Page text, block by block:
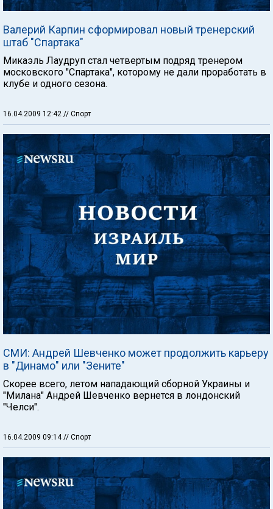
Валерий Карпин сформировал новый тренерский
штаб "Спартака"
Микаэль Лаудруп стал четвертым подряд тренером
московского "Спартака", которому не дали проработать в
клубе и одного сезона.
16.04.2009 12:42 // Спорт
СМИ: Андрей Шевченко может продолжить карьеру
в "Динамо" или "Зените"
Скорее всего, летом нападающий сборной Украины и
"Милана" Андрей Шевченко вернется в лондонский
"Челси".
16.04.2009 09:14 // Спорт